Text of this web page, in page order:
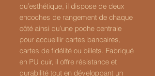
qu’esthétique, il dispose de deux
encoches de rangement de chaque
côté ainsi qu’une poche centrale
pour accueillir cartes bancaires,
cartes de fidélité ou billets. Fabriqué
en PU cuir, il offre résistance et
durabilité tout en développant un